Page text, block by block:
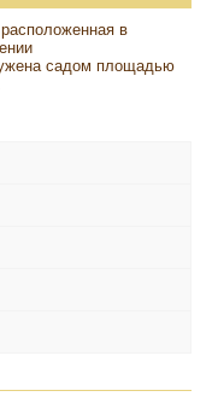
в
садом площадью